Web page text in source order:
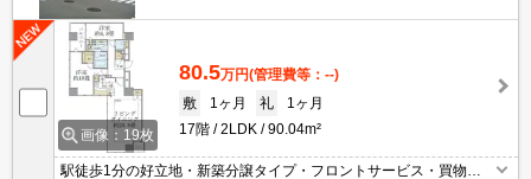
画像：19枚
80.5万円(管理費等：--)
敷
1ヶ月 礼
1ヶ月
17階
2LDK 90.04m²
駅徒歩1分の好立地・新築分譲タイプ・フロントサービス・買物便